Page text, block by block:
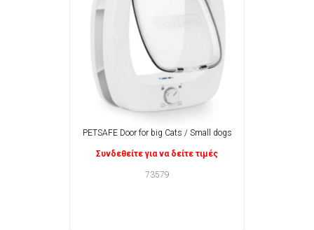
PETSAFE Door for big Cats / Small dogs
Συνδεθείτε για να δείτε τιμές
73579